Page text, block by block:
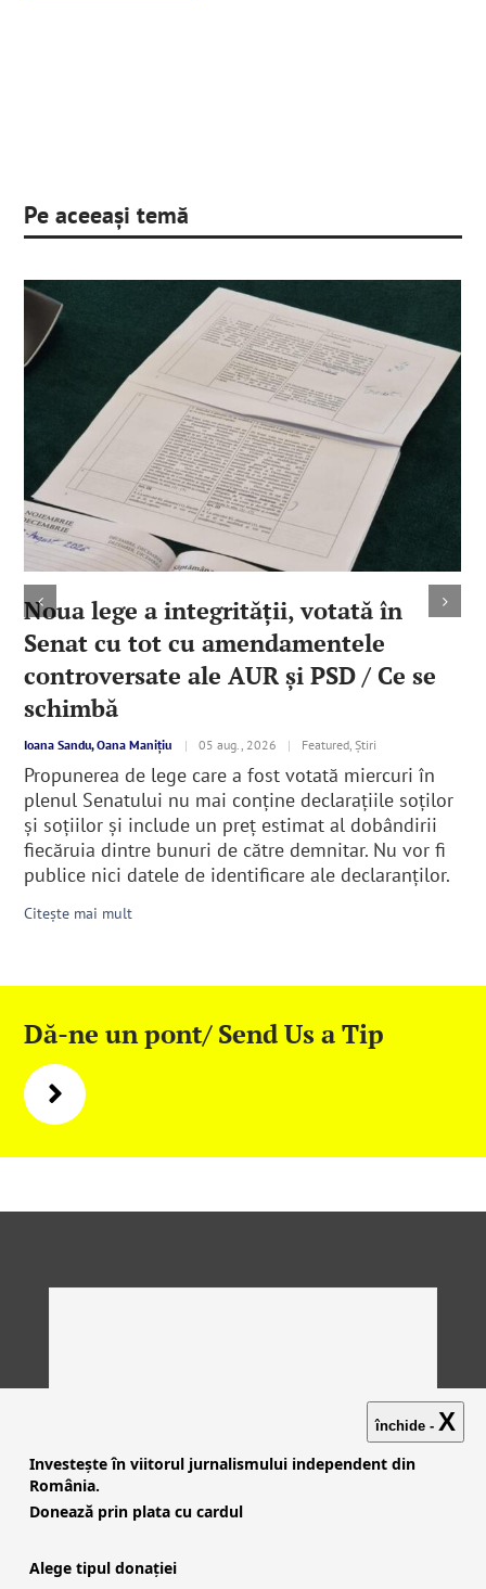
Pe aceeași temă
Noua lege a integrităţii, votată în
Senat cu tot cu amendamentele
controversate ale AUR şi PSD / Ce se
schimbă
Ioana Sandu, Oana Manițiu | 05 aug., 2026 | Featured, Știri
Propunerea de lege care a fost votată miercuri în
plenul Senatului nu mai conține declarațiile soților
și soțiilor şi include un preț estimat al dobândirii
fiecăruia dintre bunuri de către demnitar. Nu vor fi
publice nici datele de identificare ale declaranţilor.
Citește mai mult
Dă-ne un pont/ Send Us a Tip
închide - X
Investește în viitorul jurnalismului independent din
România.
Donează prin plata cu cardul
Alege tipul donației